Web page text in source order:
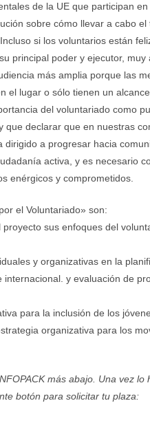
de la UE que participan
sobre cómo llevar a cabo
si los voluntarios están
principal poder y ejecutor,
más amplia porque las
el lugar o sólo tienen un
del voluntariado como
que declarar que en nuestras
dirigido a progresar hacia
activa, y es necesario
enérgicos y comprometidos.
el Voluntariado» son:
sus enfoques del
y organizativas en la
y evaluación de
para la inclusión de los
organizativa para los
más abajo. Una vez lo
botón para solicitar tu plaza: